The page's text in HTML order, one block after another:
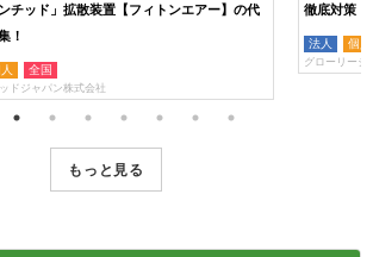
ンチッド」拡散装置【フィトンエアー】の代
！
全国
ドジャパン株式会社
徹底対策！
法人 個人
グローリージ
もっと見る